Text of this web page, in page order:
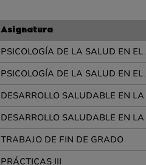
Asignatura
PSICOLOGÍA DE LA SALUD EN
PSICOLOGÍA DE LA SALUD EN
DESARROLLO SALUDABLE EN
DESARROLLO SALUDABLE EN
TRABAJO DE FIN DE GRADO
PRÁCTICAS III